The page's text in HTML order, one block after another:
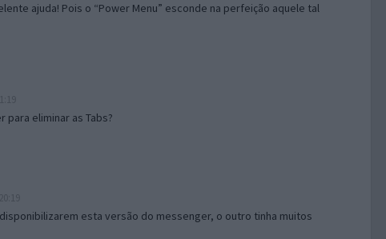
ajuda! Pois o “Power Menu” esconde na perfeição aquele tal
para eliminar as Tabs?
esta versão do messenger, o outro tinha muitos